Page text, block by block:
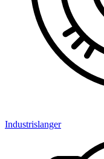
Industrislanger